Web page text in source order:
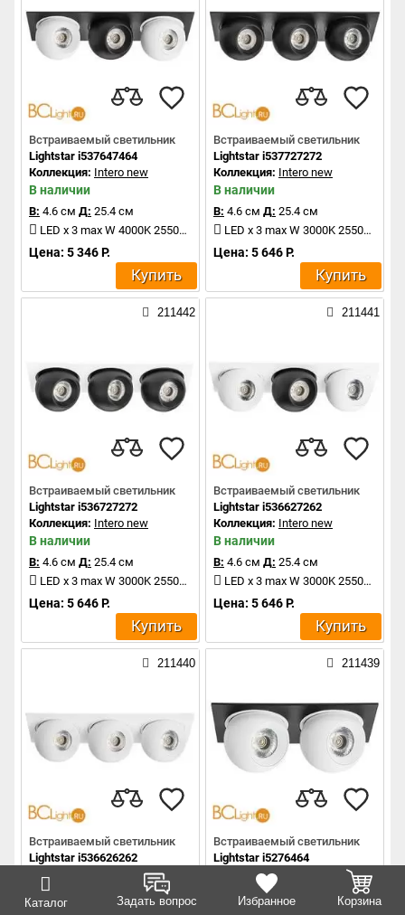
Каталог Задать вопрос Избранное Корзина
Встраиваемый светильник
Lightstar i537647464
Коллекция: Intero new
В наличии
В: 4.6 см Д: 25.4 см
LED x 3 max W 4000K 2550Lm
Цена: 5 346 Р.
Купить
Встраиваемый светильник
Lightstar i537727272
Коллекция: Intero new
В наличии
В: 4.6 см Д: 25.4 см
LED x 3 max W 3000K 2550Lm
Цена: 5 646 Р.
Купить
211442
Встраиваемый светильник
Lightstar i536727272
Коллекция: Intero new
В наличии
В: 4.6 см Д: 25.4 см
LED x 3 max W 3000K 2550Lm
Цена: 5 646 Р.
Купить
211441
Встраиваемый светильник
Lightstar i536627262
Коллекция: Intero new
В наличии
В: 4.6 см Д: 25.4 см
LED x 3 max W 3000K 2550Lm
Цена: 5 646 Р.
Купить
211440
Встраиваемый светильник
Lightstar i536626262
Intero new
В наличии
211439
Встраиваемый светильник
Lightstar i5276464
Коллекция:
В наличии